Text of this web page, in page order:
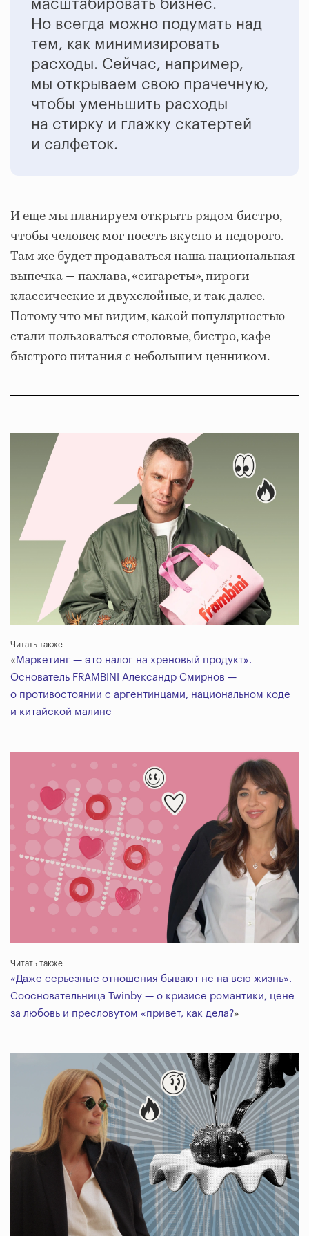
масштабировать бизнес.
Но всегда можно подумать над
тем, как минимизировать
расходы. Сейчас, например,
мы открываем свою прачечную,
чтобы уменьшить расходы
на стирку и глажку скатертей
и салфеток.
И еще мы планируем открыть рядом бистро,
чтобы человек мог поесть вкусно и недорого.
Там же будет продаваться наша национальная
выпечка — пахлава, «сигареты», пироги
классические и двухслойные, и так далее.
Потому что мы видим, какой популярностью
стали пользоваться столовые, бистро, кафе
быстрого питания с небольшим ценником.
Читать также
« Маркетинг — это налог на хреновый продукт».
Основатель FRAMBINI Александр Смирнов —
о противостоянии с аргентинцами, национальном коде
и китайской малине
Читать также
«Даже серьезные отношения бывают не на всю жизнь».
Соосновательница Twinby — о кризисе романтики, цене
за любовь и пресловутом «привет, как дела?»